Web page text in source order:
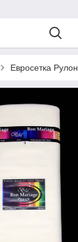
Евросетка Рулон